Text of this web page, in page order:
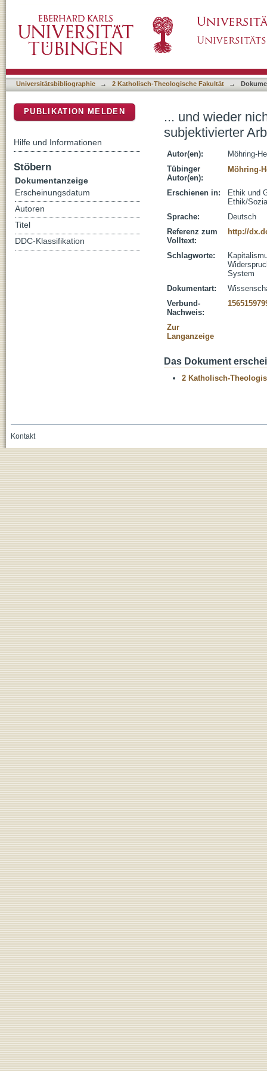
Universitätsbibliographie → 2 Katholisch-Theologische Fakultät →
... und wieder
subjektivierter
Autor(en):
Möhring-
Tübinger
Autor(en):
Möhring-
Erschienen in:
Ethik und
Ethik/
Sprache:
Deutsch
Referenz zum
Volltext:
http://
Schlagworte:
System
Dokumentart:
Verbund-
Nachweis:
Zur
Langanzeige
Das Dokument
2 Katholisch-
PUBLIKATION MELDEN
Hilfe und Informationen
Stöbern
Dokumentanzeige
Erscheinungsdatum
Autoren
Titel
DDC-Klassifikation
Kontakt